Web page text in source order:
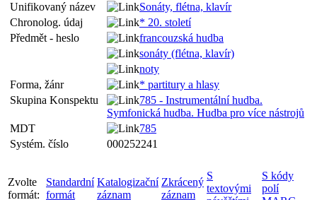
Unifikovaný název
Sonáty, flétna, klavír
Chronolog. údaj
* 20. století
Předmět - heslo
francouzská hudba
sonáty (flétna, klavír)
noty
Forma, žánr
* partitury a hlasy
Skupina Konspektu
785 - Instrumentální hudba.
Symfonická hudba. Hudba pro více nástrojů
MDT
785
Systém. číslo
000252241
Zvolte
formát:
Standardní
formát
Katalogizační
záznam
Zkrácený
záznam
S
textovými
S kódy
polí